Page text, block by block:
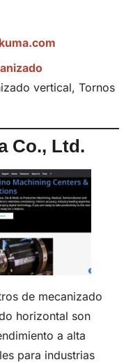
vertical, Tornos
Co., Ltd.
de mecanizado
horizontal son
a alta
para industrias